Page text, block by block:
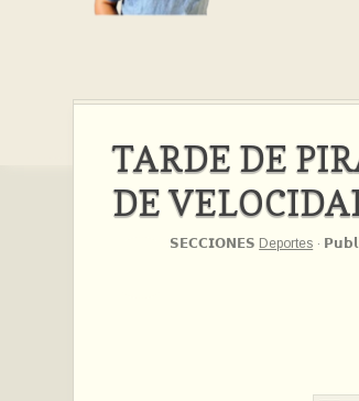
TARDE DE
DE
𝗦𝗘𝗖𝗖𝗜𝗢𝗡𝗘𝗦 Deportes ·